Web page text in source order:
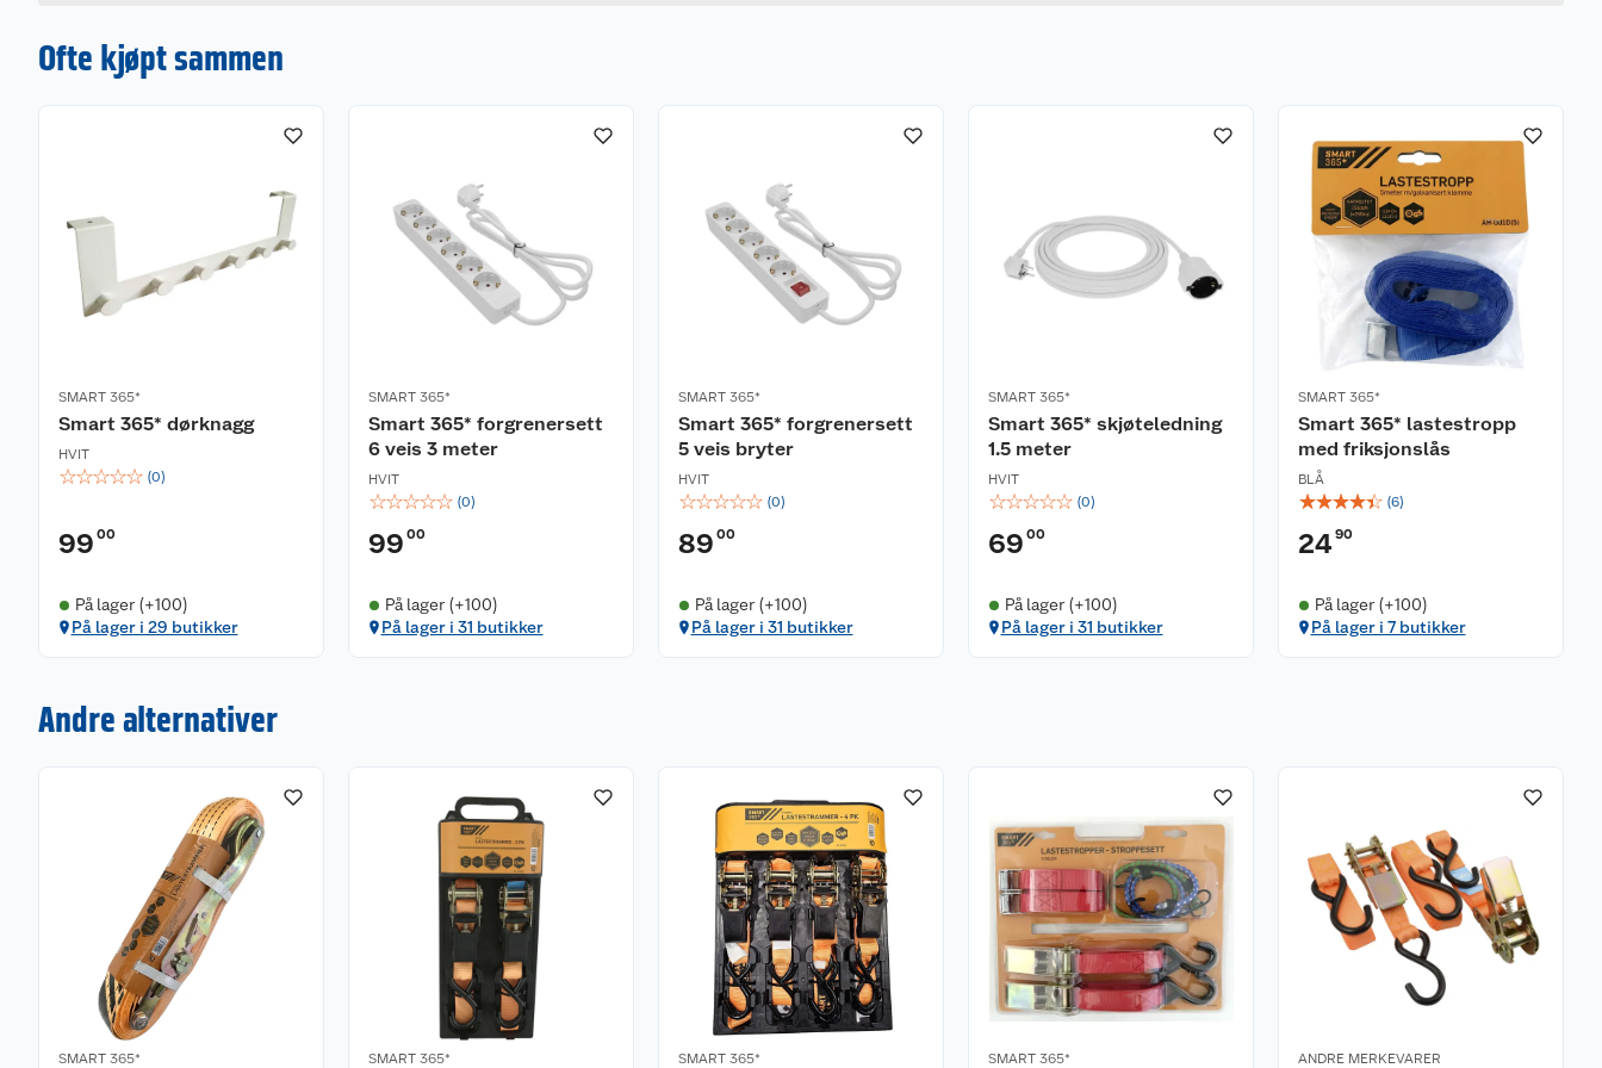
Ofte kjøpt sammen
SMART 365*
Smart 365* dørknagg
HVIT
☆☆☆☆☆ (0)
99 00
På lager (+100)
På lager i 29 butikker
SMART 365*
Smart 365* forgrenersett
6 veis 3 meter
HVIT
☆☆☆☆☆ (0)
99 00
På lager (+100)
På lager i 31 butikker
SMART 365*
Smart 365* forgrenersett
5 veis bryter
HVIT
☆☆☆☆☆ (0)
89 00
På lager (+100)
På lager i 31 butikker
SMART 365*
Smart 365* skjøteledning
1.5 meter
HVIT
☆☆☆☆☆ (0)
69 00
På lager (+100)
På lager i 31 butikker
SMART 365*
Smart 365* lastestropp
med friksjonslås
BLÅ
☆☆☆☆☆ (6)
2490
På lager (+100)
På lager i 7 butikker
Andre alternativer
SMART 365* SMART 365* SMART 365* SMART 365* ANDRE MERKEVARER